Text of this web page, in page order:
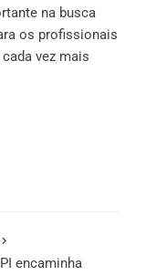
na busca
os profissionais
vez mais
encaminha